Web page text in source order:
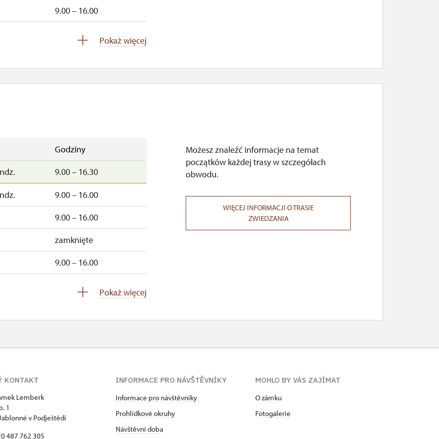
9.00 – 16.00
9.00 – 15.00
9.00 – 15.00
zamknięte
zamknięte
Pokaż więcej
Godziny
9.00 – 16.30
9.00 – 16.00
9.00 – 16.00
zamknięte
9.00 – 16.00
9.00 – 15.00
zamknięte
Pokaż więcej
Możesz znaleźć informacje na temat
początków każdej trasy w szczegółach
obwodu.
WIĘCEJ INFORMACJI O TRASIE
ZWIEDZANIA
KONTAKT
Lemberk
1
v Podještědí
487 762 305
INFORMACE PRO NÁVŠTĚVNÍKY
Informace pro návštěvníky
Prohlídkové okruhy
Návštěvní doba
MOHLO BY VÁS ZAJÍMAT
O zámku
Fotogalerie